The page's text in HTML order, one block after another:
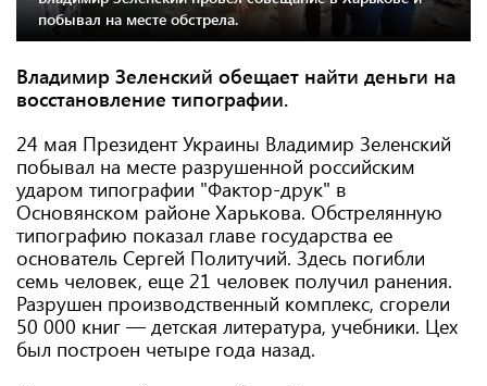
побывал на месте обстрела.
Владимир Зеленский обещает найти деньги на
восстановление типографии.
24 мая Президент Украины Владимир Зеленский
побывал на месте разрушенной российским
ударом типографии "Фактор-друк" в
Основянском районе Харькова. Обстрелянную
типографию показал главе государства ее
основатель Сергей Политучий. Здесь погибли
семь человек, еще 21 человек получил ранения.
Разрушен производственный комплекс, сгорели
50 000 книг — детская литература, учебники. Цех
был построен четыре года назад.